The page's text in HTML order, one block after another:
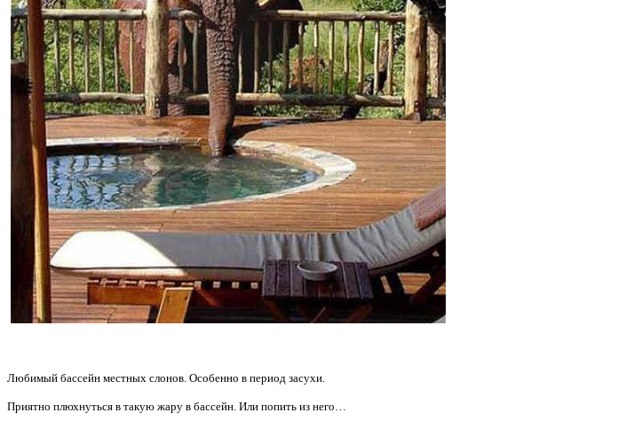
Любимый бассейн местных слонов. Особенно в период засухи.
Приятно плюхнуться в такую жару в бассейн. Или попить из него…